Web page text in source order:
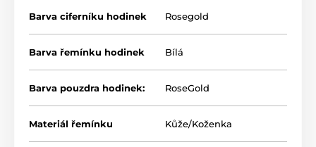
Barva ciferníku hodinek Rosegold
Barva řemínku hodinek Bílá
Barva pouzdra hodinek: RoseGold
Materiál řemínku Kůže/Koženka